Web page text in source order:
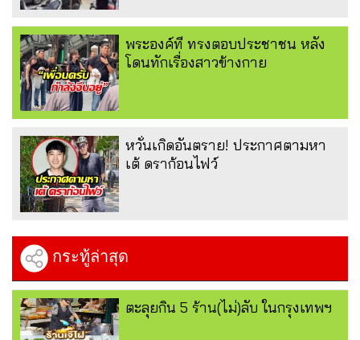
พระองค์ที ทรงตอบประชาชน หลัง
โดนทักเรื่องสาวข้างกาย
หวั่นเกิดอันตราย! ประกาศตามหา
เต้ ดราก้อนไฟว์
กระทู้ล่าสุด
ตะลุยกิน 5 ร้าน(ไม่)ลับ ในกรุงเทพฯ